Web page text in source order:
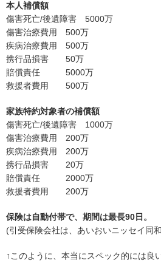
本人補償額
傷害死亡/後遺障害 5000万
傷害治療費用 500万
疾病治療費用 500万
携行品損害 50万
賠償責任 5000万
救援者費用 500万
家族特約対象者の補償額
傷害死亡/後遺障害 1000万
傷害治療費用 200万
疾病治療費用 200万
携行品損害 20万
賠償責任 2000万
救援者費用 200万
保険は自動付帯で、期間は最長90日。
(引受保険会社は、あいおいニッセイ同
↑このように、本当にスペック的には良